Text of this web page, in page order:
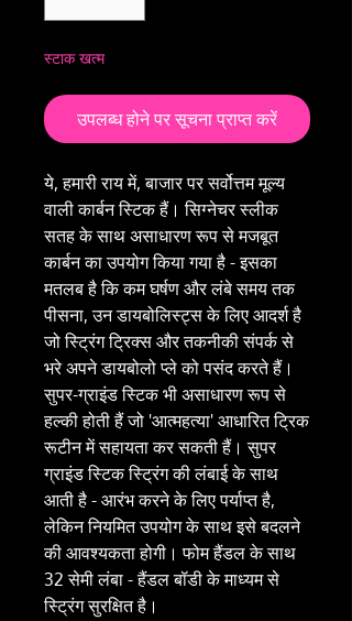
स्टाक खत्म
उपलब्ध होने पर सूचना प्राप्त करें
ये, हमारी राय में, बाजार पर सर्वोत्तम मूल्य
वाली कार्बन स्टिक हैं। सिग्नेचर स्लीक
सतह के साथ असाधारण रूप से मजबूत
कार्बन का उपयोग किया गया है - इसका
मतलब है कि कम घर्षण और लंबे समय तक
पीसना, उन डायबोलिस्ट्स के लिए आदर्श है
जो स्ट्रिंग ट्रिक्स और तकनीकी संपर्क से
भरे अपने डायबोलो प्ले को पसंद करते हैं।
सुपर-ग्राइंड स्टिक भी असाधारण रूप से
हल्की होती हैं जो 'आत्महत्या' आधारित ट्रिक
रूटीन में सहायता कर सकती हैं। सुपर
ग्राइंड स्टिक स्ट्रिंग की लंबाई के साथ
आती है - आरंभ करने के लिए पर्याप्त है,
लेकिन नियमित उपयोग के साथ इसे बदलने
की आवश्यकता होगी। फोम हैंडल के साथ
32 सेमी लंबा - हैंडल बॉडी के माध्यम से
स्ट्रिंग सुरक्षित है।